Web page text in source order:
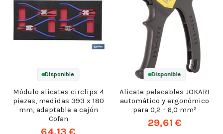
Disponible
Módulo alicates circlips 4
piezas, medidas 393 x 180
mm, adaptable a cajón
Cofan
64,13 €
Disponible
Alicate pelacables JOKARI
automático y ergonómico
para 0,2 - 6,0 mm²
29,61 €